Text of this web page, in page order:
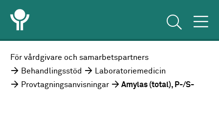
För vårdgivare och samarbetspartners
Behandlingsstöd
Laboratoriemedicin
Provtagningsanvisningar
Amylas (total), P-/S-